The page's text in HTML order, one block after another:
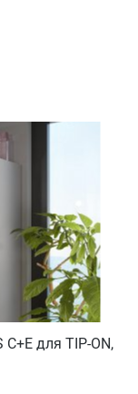
для TIP-ON,